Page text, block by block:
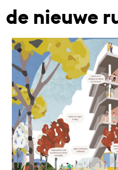
de nieuwe